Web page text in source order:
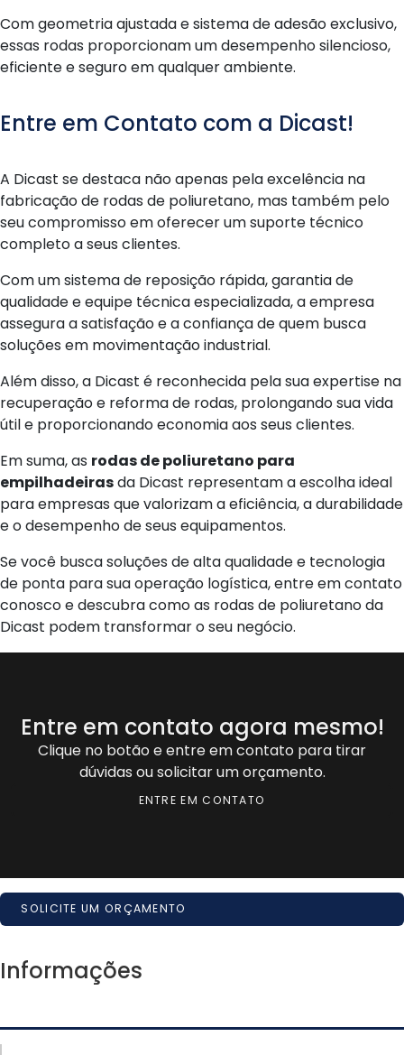
Com geometria ajustada e sistema de adesão exclusivo,
essas rodas proporcionam um desempenho silencioso,
eficiente e seguro em qualquer ambiente.
Entre em Contato com a Dicast!
A Dicast se destaca não apenas pela excelência na
fabricação de rodas de poliuretano, mas também pelo
seu compromisso em oferecer um suporte técnico
completo a seus clientes.
Com um sistema de reposição rápida, garantia de
qualidade e equipe técnica especializada, a empresa
assegura a satisfação e a confiança de quem busca
soluções em movimentação industrial.
Além disso, a Dicast é reconhecida pela sua expertise na
recuperação e reforma de rodas, prolongando sua vida
útil e proporcionando economia aos seus clientes.
Em suma, as rodas de poliuretano para
empilhadeirasda Dicast representam a escolha ideal
para empresas que valorizam a eficiência, a durabilidade
e o desempenho de seus equipamentos.
Se você busca soluções de alta qualidade e tecnologia
de ponta para sua operação logística, entre em contato
conosco e descubra como as rodas de poliuretano da
Dicast podem transformar o seu negócio.
Entre em contato agora mesmo!
Clique no botão e entre em contato para tirar
dúvidas ou solicitar um orçamento.
ENTRE EM CONTATO
SOLICITE UM ORÇAMENTO
Informações